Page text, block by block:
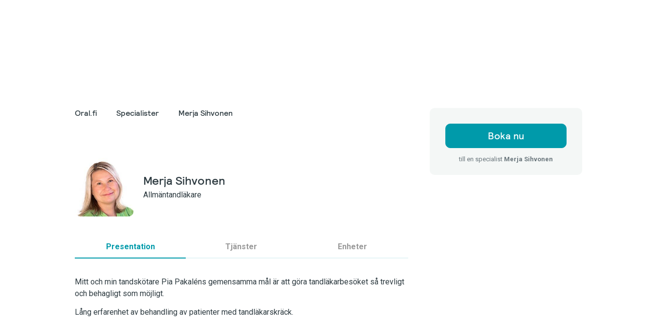
Boka nu
till en specialist Merja Sihvonen
Oral.fi Specialister Merja Sihvonen
Merja Sihvonen
Allmäntandläkare
Presentation Tjänster Enheter
Mitt och min tandskötare Pia Pakaléns gemensamma mål är att göra tandläkarbesöket så trevligt
och behagligt som möjligt.
Lång erfarenhet av behandling av patienter med tandläkarskräck.